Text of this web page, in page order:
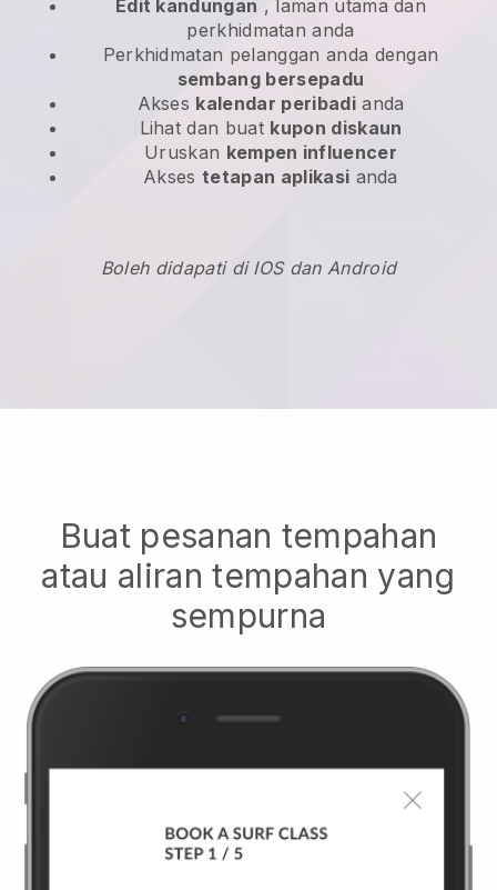
Edit kandungan , laman utama dan
perkhidmatan anda
Perkhidmatan pelanggan anda dengan
sembang bersepadu
Akses kalendar peribadianda
Lihat dan buat kupon diskaun
Uruskan kempen influencer
Aksestetapan aplikasi anda
Boleh didapati di IOS dan Android
Buat pesanan tempahan
atau aliran tempahan yang
sempurna